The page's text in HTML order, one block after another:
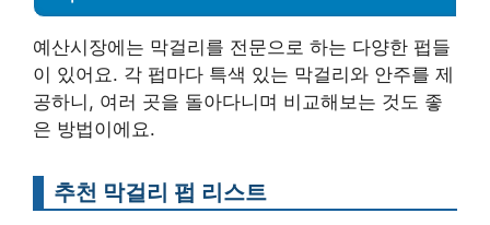
예산시장에는 막걸리를 전문으로 하는 다양한 펍들
이 있어요. 각 펍마다 특색 있는 막걸리와 안주를 제
공하니, 여러 곳을 돌아다니며 비교해보는 것도 좋
은 방법이에요.
추천 막걸리 펍 리스트